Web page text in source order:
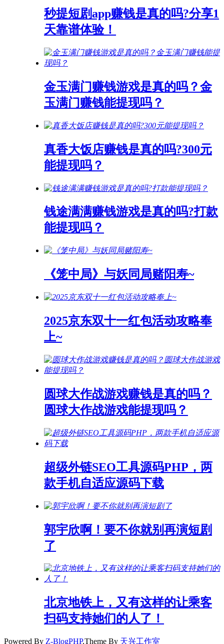
秒提短剧app赚钱是真的吗?分享1
天靠谱体验！
金玉满门赚钱游戏是真的吗？金
玉满门赚钱能提现吗？
真香大饭店赚钱是真的吗?300元
能提现吗？
钱途满满赚钱游戏是真的吗?打款
能提现吗？
《笼中局》与妖同局赌阳寿~
2025京东双十一红包活动攻略奉
上~
圆球大作战游戏赚钱是真的吗？
圆球大作战游戏能提现吗？
超级外链SEO工具源码PHP，两
款手机自适应源码下载
郭宇欣啊！要不你就别再演短剧
了
北京地铁上，又有这样的让乘客
扫码支持她们的人了！
Powered By Z-BlogPHP,Theme By 天兴工作室